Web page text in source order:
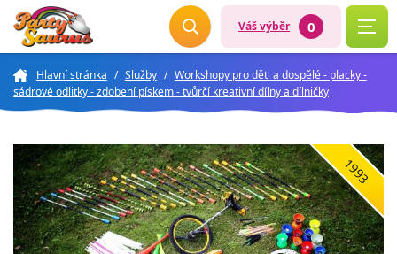
Váš výběr 0
Hlavní stránka / Služby / Workshopy pro děti a dospělé - placky -
sádrové odlitky - zdobení pískem - tvůrčí kreativní dílny a dílničky
1993